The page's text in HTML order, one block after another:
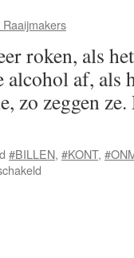
roken, als
af, als
zo zeggen
#BILLEN, #KONT,